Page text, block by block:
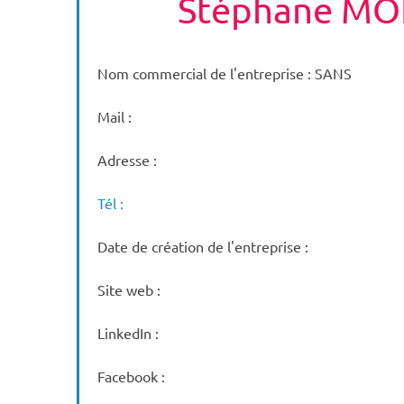
Stéphane
Nom commercial de l'entreprise : SANS
Mail :
Adresse :
Tél :
Date de création de l'entreprise :
Site web :
LinkedIn :
Facebook :